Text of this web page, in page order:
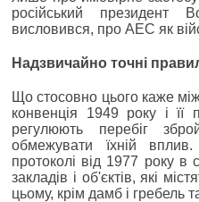
російський президент
висловився, про АЕС як
Надзвичайно точні
Що стосовно цього каже
конвенція 1949 року і її
регулюють перебіг
обмежувати їхній
протоколі від 1977 року в
закладів і об'єктів, які
цьому, крім дамб і гребель